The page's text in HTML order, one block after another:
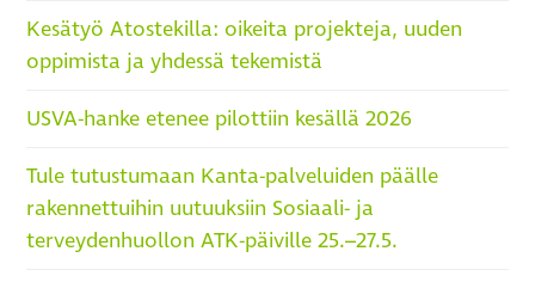
Kesätyö Atostekilla: oikeita projekteja, uuden
oppimista ja yhdessä tekemistä
USVA-hanke etenee pilottiin kesällä 2026
Tule tutustumaan Kanta-palveluiden päälle
rakennettuihin uutuuksiin Sosiaali- ja
terveydenhuollon ATK-päiville 25.–27.5.